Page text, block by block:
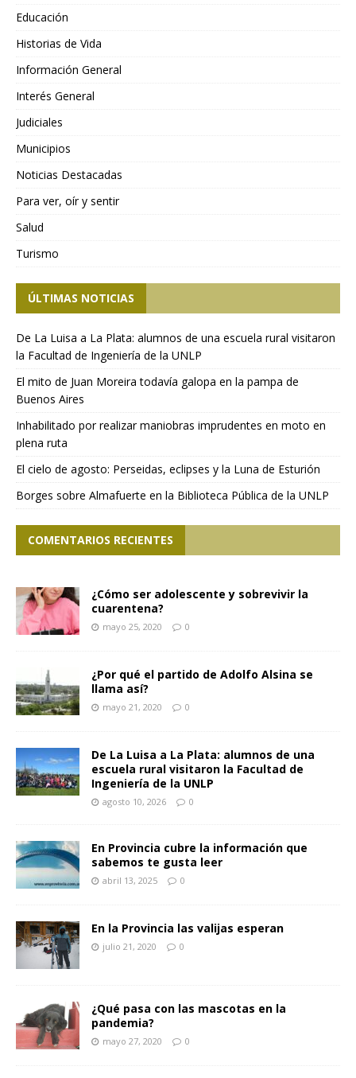
Educación
Historias de Vida
Información General
Interés General
Judiciales
Municipios
Noticias Destacadas
Para ver, oír y sentir
Salud
Turismo
ÚLTIMAS NOTICIAS
De La Luisa a La Plata: alumnos de una escuela rural visitaron
la Facultad de Ingeniería de la UNLP
El mito de Juan Moreira todavía galopa en la pampa de
Buenos Aires
Inhabilitado por realizar maniobras imprudentes en moto en
plena ruta
El cielo de agosto: Perseidas, eclipses y la Luna de Esturión
Borges sobre Almafuerte en la Biblioteca Pública de la UNLP
COMENTARIOS RECIENTES
¿Cómo ser adolescente y sobrevivir la
cuarentena?
mayo 25, 2020 0
¿Por qué el partido de Adolfo Alsina se
llama así?
mayo 21, 2020 0
De La Luisa a La Plata: alumnos de una
escuela rural visitaron la Facultad de
Ingeniería de la UNLP
agosto 10, 2026 0
En Provincia cubre la información que
sabemos te gusta leer
abril 13, 2025 0
En la Provincia las valijas esperan
julio 21, 2020 0
¿Qué pasa con las mascotas en la
pandemia?
mayo 27, 2020 0